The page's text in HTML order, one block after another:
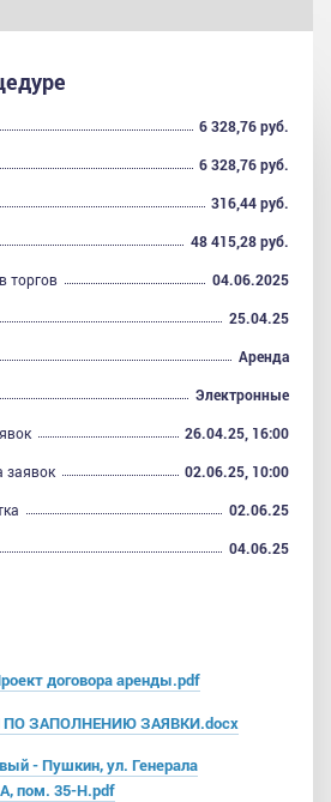
6 328,76 руб.
6 328,76 руб.
316,44 руб.
48 415,28 руб.
торгов
04.06.2025
25.04.25
Аренда
Электронные
26.04.25, 16:00
заявок
02.06.25, 10:00
02.06.25
04.06.25
договора аренды.pdf
ЗАПОЛНЕНИЮ ЗАЯВКИ.docx
- Пушкин, ул. Генерала
пом. 35-Н.pdf